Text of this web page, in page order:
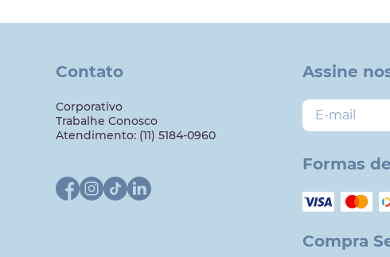
Contato
Corporativo
Trabalhe Conosco
Atendimento: (11) 5184-0960
Assine
Formas
Compra